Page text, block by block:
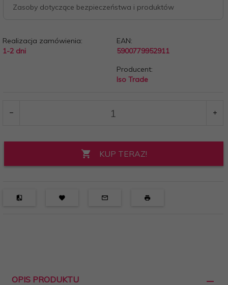
Zasoby dotyczące bezpieczeństwa i produktów
Realizacja zamówienia:
1-2 dni
EAN:
5900779952911
Producent:
Iso Trade
KUP TERAZ!
OPIS PRODUKTU